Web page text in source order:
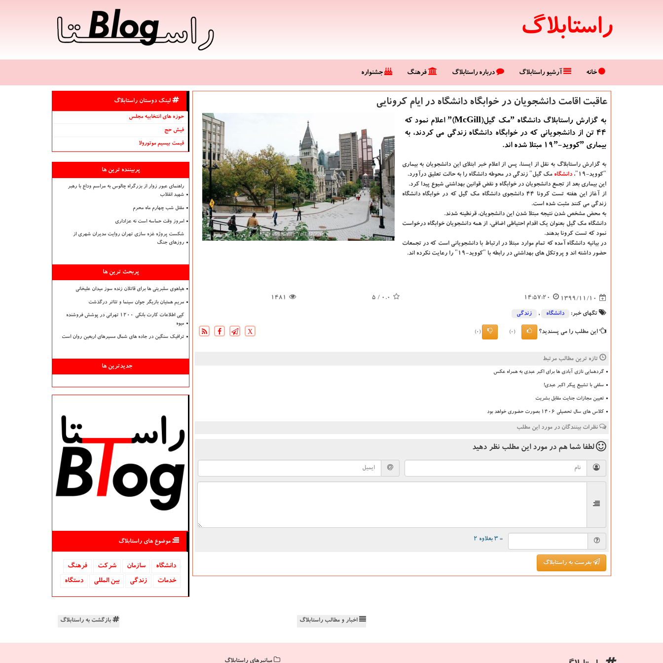
راستابلاگ
خانه آرشیو راستابلاگ درباره راستابلاگ فرهنگ جشنواره
عاقبت اقامت دانشجویان در خوابگاه دانشگاه در ایام كرونایی
به گزارش راستابلاگ دانشگاه ˮمک گیلˮ(McGill) اعلام نمود که
۴۴ تن از دانشجویانی که در خوابگاه دانشگاه زندگی می کردند، به
بیماری ˮکووید-۱۹ˮ مبتلا شده اند.
به گزارش راستابلاگ به نقل از ایسنا، پس از اعلام خبر ابتلای این دانشجویان به بیماری
"کووید-۱۹"،
دانشگاه‌ مک گیل" زندگی در محوطه دانشگاه را به حالت تعلیق درآورد.
این بیماری بعد از تجمع دانشجویان در خوابگاه و نقض قوانین بهداشتی شیوع پیدا کرد.
از آغاز این هفته تست کرونا ۴۴ دانشجوی دانشگاه مک گیل که در خوابگاه دانشگاه
زندگی می کنند مثبت شده است.
به محض مشخص شدن نتیجه مبتلا شدن این دانشجویان، قرنطینه شدند.
دانشگاه مک گیل بعنوان یک اقدام احتیاطی اضافی، از همه دانشجویان خوابگاه درخواست
نمود که تست کرونا بدهند.
در بیانیه دانشگاه آمده که تمام موارد مبتلا در ارتباط با دانشجویانی است که در تجمعات
حضور داشته اند و پروتکل های بهداشتی در رابطه با "کووید-۱۹" را رعایت نکرده اند.
1399/11/10
14:57:20
0.0
/ 5
1481
تگهای خبر: دانشگاه‌ , زندگی
این مطلب را می پسندید؟ (0)
(0)
X
تازه ترین مطالب مرتبط
گردهمایی نازی آبادی ها برای اکبر عبدی به همراه عکس
سلفی با تشییع پیکر اکبر عبدی!
تعیین مجازات جنایت مقابل بشریت
کلاس های سال تحصیلی ۱۴۰۶ بصورت حضوری خواهد بود
نظرات بینندگان در مورد این مطلب
لطفا شما هم در مورد این مطلب نظر دهید
= ۳ بعلاوه ۲
بفرست به راستابلاگ
لینک دوستان راستابلاگ
حوزه های انتخابیه مجلس
فیش حج
قیمت بیسیم موتورولا
پربیننده ترین ها
راهنمای عبور زوار از بزرگراه چالوس به مراسم وداع با رهبر
شهید انقلاب
مقتل شب چهارم ماه محرم
امروز وقت حماسه است نه عزاداری
شکست پروژه غزه سازی تهران روایت مدیران شهری از
روزهای جنگ
پربحث ترین ها
هیاهوی سلبریتی ها برای قاتلان زنده سوز میدان علیخانی
مریم همتیان بازیگر جوان سینما و تئاتر درگذشت
کپی اطلاعات کارت بانکی ۱۲۰۰ تهرانی در پوشش فروشنده
میوه
ترافیک سنگین در جاده های شمال مسیرهای اربعین روان است
جدیدترین ها
موضوع های راستابلاگ
دانشگاه‌ سازمان شركت
فرهنگ
خدمات
زندگی بین المللی دستگاه
اخبار و مطالب راستابلاگ بازگشت به راستابلاگ
میانبرهای راستابلاگ